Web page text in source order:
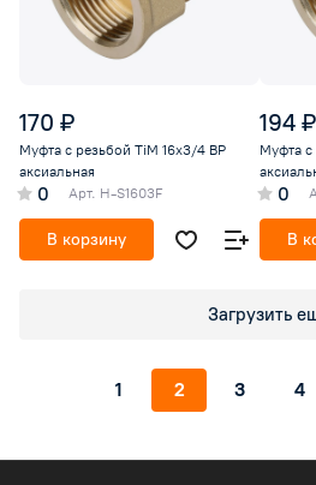
170 ₽
Муфта с резьбой TiM 16х3/4 ВР
аксиальная
0 Арт. H-S1603F
В корзину
194 ₽
Муфта
0
В
Загрузить
1 2 3 4